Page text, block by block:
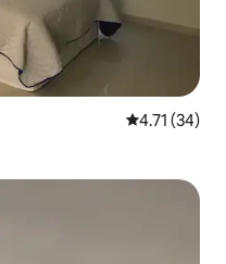
평점 4.71점
4.71 (34)